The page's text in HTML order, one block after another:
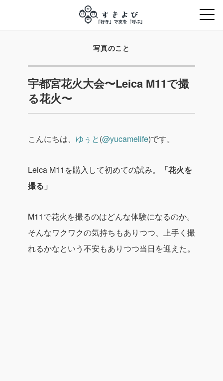
写真のこと
宇都宮花火大会〜Leica M11で撮
る花火〜
こんにちは、 ゆぅと(@yucamelife)です。
Leica M11を購入して初めての試み。
「花火を
撮る」
M11で花火を撮るのはどんな体験になるのか。
そんなワクワクの気持ちもありつつ、上手く撮
れるかなという不安もありつつ当日を迎えた。